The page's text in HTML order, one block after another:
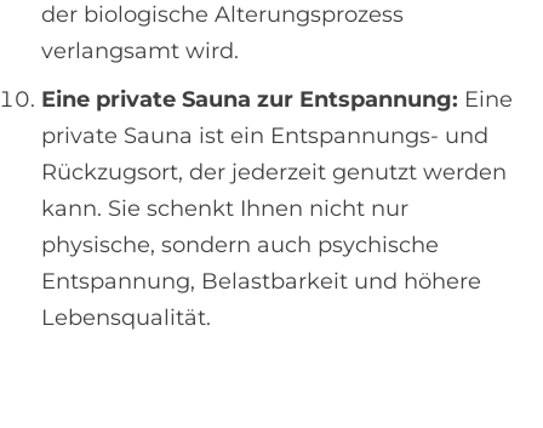
der biologische Alterungsprozess
verlangsamt wird.
Eine private Sauna zur Entspannung: Eine
private Sauna ist ein Entspannungs- und
Rückzugsort, der jederzeit genutzt werden
kann. Sie schenkt Ihnen nicht nur
physische, sondern auch psychische
Entspannung, Belastbarkeit und höhere
Lebensqualität.